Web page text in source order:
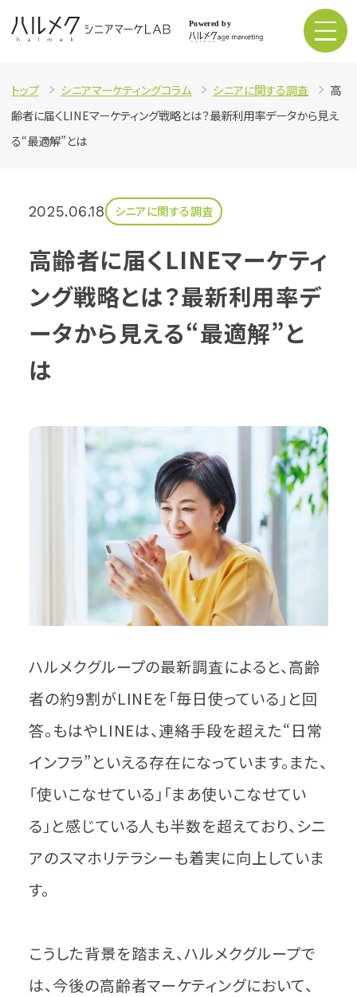
トップ シニアマーケティングコラム シニアに関する調査
高
齢者に届くLINEマーケティング戦略とは？最新利用率データから見え
る“最適解”とは
2025.06.18 シニアに関する調査
高齢者に届くLINEマーケティ
ング戦略とは？最新利用率デ
ータから見える“最適解”と
は
ハルメクグループの最新調査によると、高齢
者の約9割がLINEを「毎日使っている」と回
答。もはやLINEは、連絡手段を超えた“日常
インフラ”といえる存在になっています。また、
「使いこなせている」「まあ使いこなせてい
る」と感じている人も半数を超えており、シニ
アのスマホリテラシーも着実に向上していま
す。
こうした背景を踏まえ、ハルメクグループで
は、今後の高齢者マーケティングにおいて、